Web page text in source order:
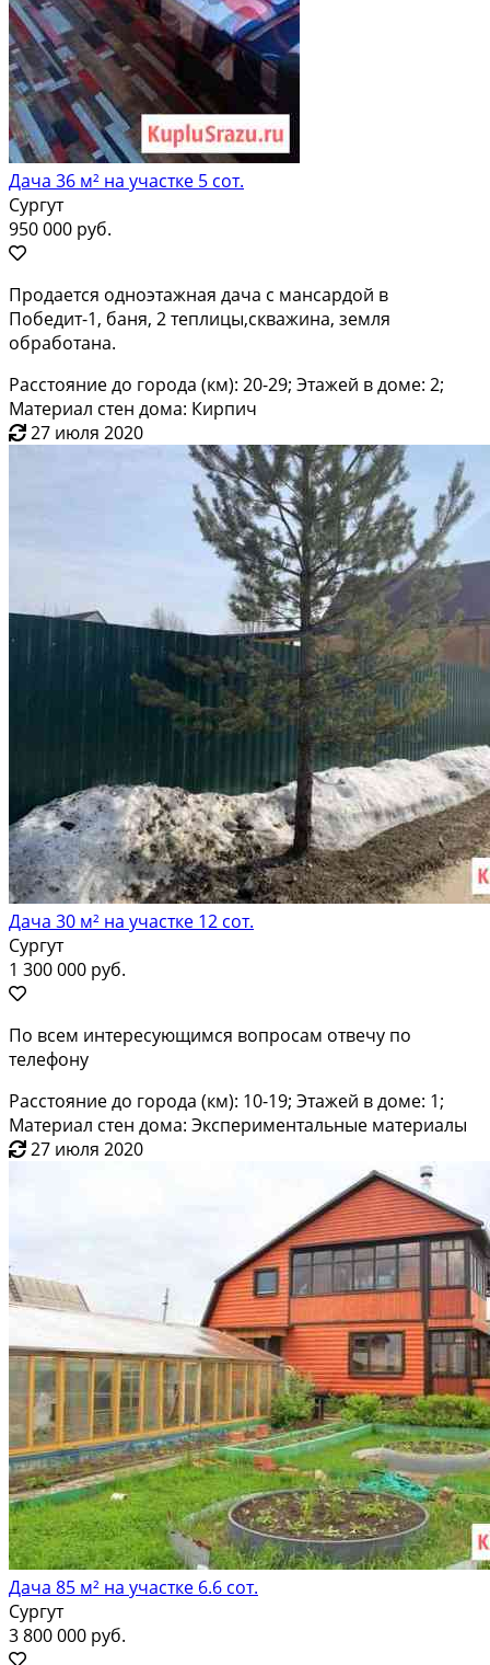
Дача 36 м² на участке 5 сот.
Сургут
950 000 руб.
Продается одноэтажная дача с мансардой в
Победит-1, баня, 2 теплицы,скважина, земля
обработана.
Расстояние до города (км): 20-29; Этажей в доме: 2;
Материал стен дома: Кирпич
27 июля 2020
Дача 30 м² на участке 12 сот.
Сургут
1 300 000 руб.
По всем интересующимся вопросам отвечу по
телефону
Расстояние до города (км): 10-19; Этажей в доме: 1;
Материал стен дома: Экспериментальные материалы
27 июля 2020
Дача 85 м² на участке 6.6 сот.
Сургут
3 800 000 руб.